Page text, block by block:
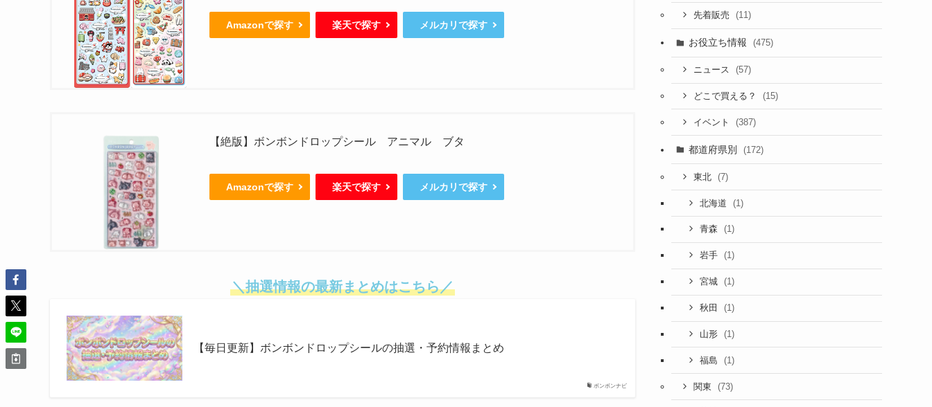
Amazonで探す 楽天で探す メルカリで探す
【絶版】ボンボンドロップシール アニマル ブタ
Amazonで探す 楽天で探す メルカリで探す
＼抽選情報の最新まとめはこちら／
ボンボンナビ
【毎日更新】ボンボンドロップシールの抽選・予約情報まとめ
先着販売 (11)
お役立ち情報 (475)
ニュース (57)
どこで買える？ (15)
イベント (387)
都道府県別 (172)
東北 (7)
北海道 (1)
青森 (1)
岩手 (1)
宮城 (1)
秋田 (1)
山形 (1)
福島 (1)
関東 (73)